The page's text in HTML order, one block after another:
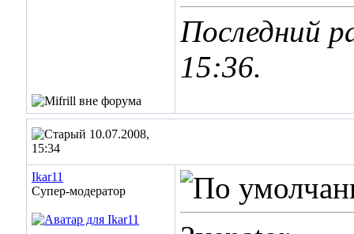
Последний
15:36.
10.07.2008,
15:34
Ikar11
Супер-модератор